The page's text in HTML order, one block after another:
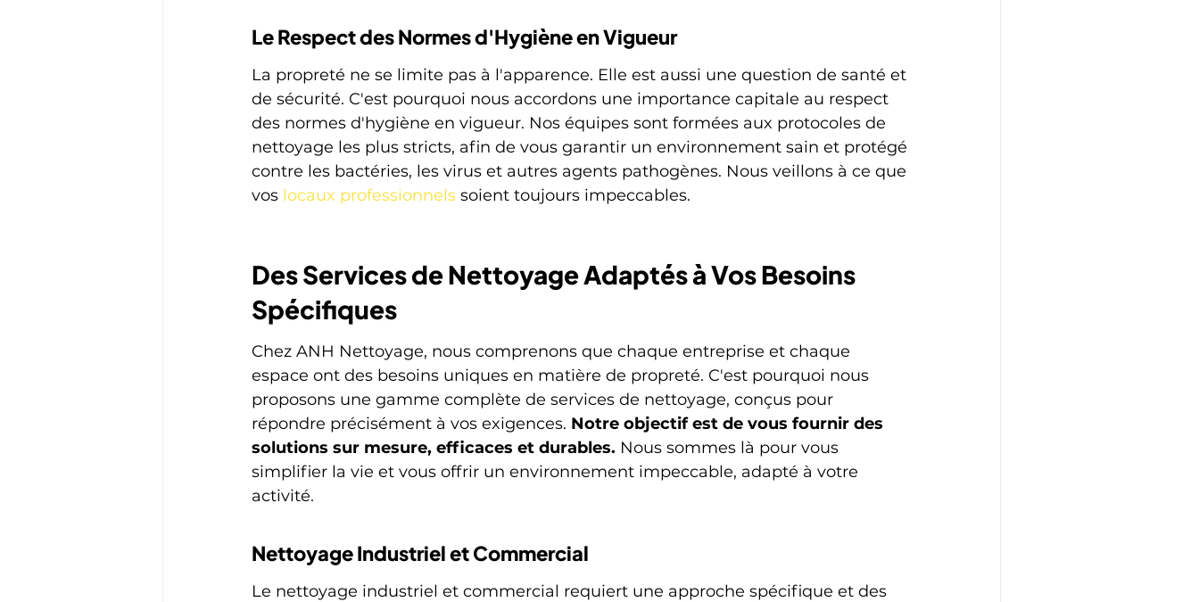
Le Respect des Normes d'Hygiène en Vigueur
La propreté ne se limite pas à l'apparence. Elle est aussi une question de santé et
de sécurité. C'est pourquoi nous accordons une importance capitale au respect
des normes d'hygiène en vigueur. Nos équipes sont formées aux protocoles de
nettoyage les plus stricts, afin de vous garantir un environnement sain et protégé
contre les bactéries, les virus et autres agents pathogènes. Nous veillons à ce que
vos locaux professionnels soient toujours impeccables.
Des Services de Nettoyage Adaptés à Vos Besoins
Spécifiques
Chez ANH Nettoyage, nous comprenons que chaque entreprise et chaque
espace ont des besoins uniques en matière de propreté. C'est pourquoi nous
proposons une gamme complète de services de nettoyage, conçus pour
répondre précisément à vos exigences. Notre objectif est de vous fournir des
solutions sur mesure, efficaces et durables. Nous sommes là pour vous
simplifier la vie et vous offrir un environnement impeccable, adapté à votre
activité.
Nettoyage Industriel et Commercial
Le nettoyage industriel et commercial requiert une approche spécifique et des